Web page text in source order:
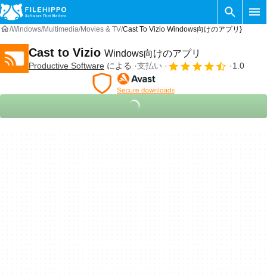
Windows Multimedia Movies & TV Cast To Vizio Windows向けのアプリ}
Cast to Vizio Windows向けのアプリ
‪‪Productive Software‬ による 支払い 1.0